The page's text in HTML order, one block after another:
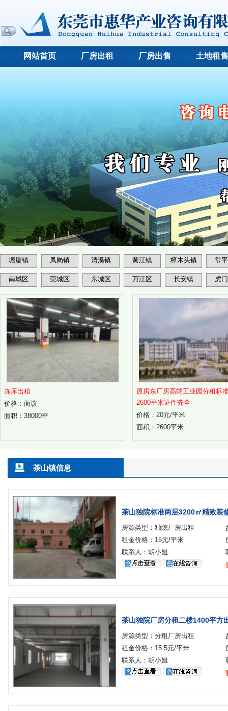
网站首页 厂房出租 厂房出售 土地租售
塘厦镇 凤岗镇 清溪镇 黄江镇 樟木头镇 常
南城区 莞城区 东城区 万江区 长安镇 虎
冻库出租
价格：面议
面积：38000平
原房东厂房高端工业园分租标
2600平米证件齐全
价格：20元/平米
面积：2600平米
茶山镇信息
茶山独院标准两层3200㎡精致装
房源类型：独院厂房出租
租金价格：15元/平米
联系人：胡小姐
茶山独院厂房分租二楼1400平方
房源类型：分租厂房出租
租金价格：15.5元/平米
联系人：胡小姐